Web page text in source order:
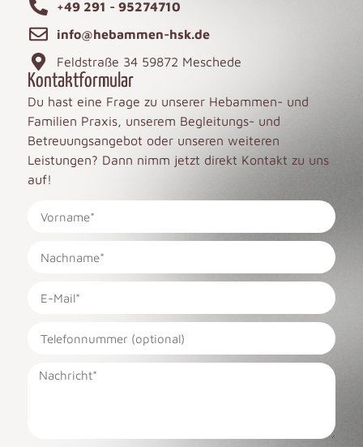
+49 291 - 95274710
info@hebammen-hsk.de
Feldstraße 34 59872 Meschede
Kontaktformular
Du hast eine Frage zu unserer Hebammen- und
Familien Praxis, unserem Begleitungs- und
Betreuungsangebot oder unseren weiteren
Leistungen? Dann nimm jetzt direkt Kontakt zu uns
auf!